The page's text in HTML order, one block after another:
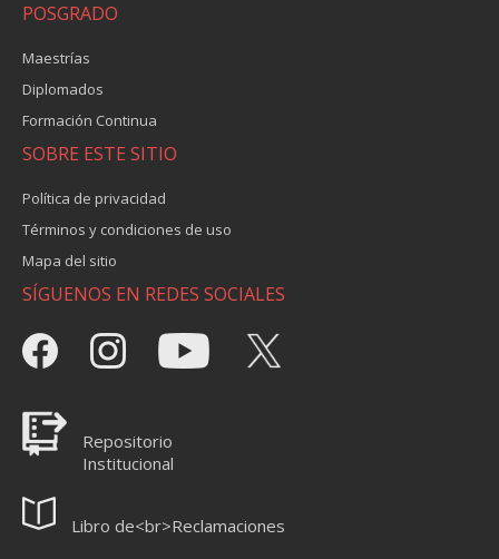
POSGRADO
Maestrías
Diplomados
Formación Continua
SOBRE ESTE SITIO
Política de privacidad
Términos y condiciones de uso
Mapa del sitio
SÍGUENOS EN REDES SOCIALES
Repositorio
Institucional
Libro de<br>Reclamaciones